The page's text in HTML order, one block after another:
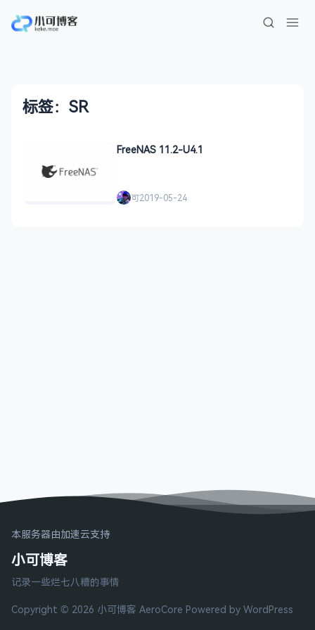
标签：SR
FreeNAS 11.2-U4.1
可2019-05-24
本服务器由加速云支持
小可博客
记录一些烂七八糟的事情
Copyright © 2026 小可博客 AeroCore Powered by WordPress